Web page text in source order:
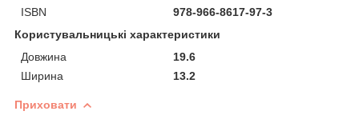
ISBN
978-966-8617-97-3
Користувальницькі характеристики
Довжина
19.6
Ширина
13.2
Приховати